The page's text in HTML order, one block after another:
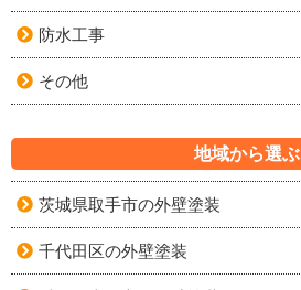
防水工事
その他
地域から選ぶ
茨城県取手市の外壁塗装
千代田区の外壁塗装